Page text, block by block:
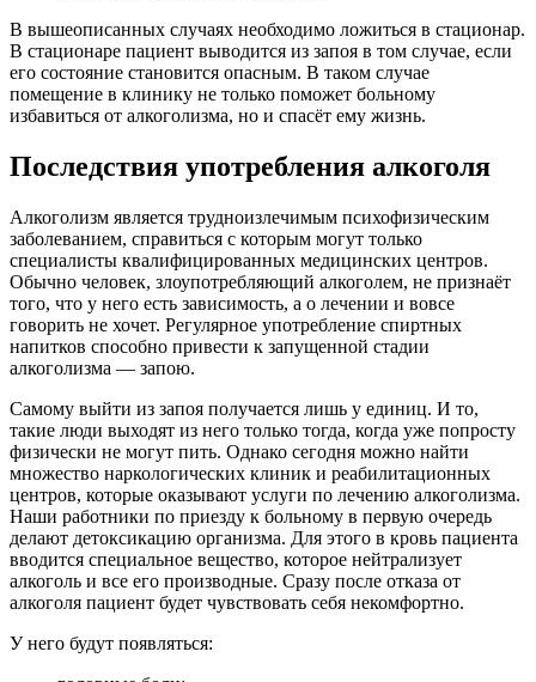
В вышеописанных случаях необходимо ложиться в стационар.
В стационаре пациент выводится из запоя в том случае, если
его состояние становится опасным. В таком случае
помещение в клинику не только поможет больному
избавиться от алкоголизма, но и спасёт ему жизнь.
Последствия употребления алкоголя
Алкоголизм является трудноизлечимым психофизическим
заболеванием, справиться с которым могут только
специалисты квалифицированных медицинских центров.
Обычно человек, злоупотребляющий алкоголем, не признаёт
того, что у него есть зависимость, а о лечении и вовсе
говорить не хочет. Регулярное употребление спиртных
напитков способно привести к запущенной стадии
алкоголизма — запою.
Самому выйти из запоя получается лишь у единиц. И то,
такие люди выходят из него только тогда, когда уже попросту
физически не могут пить. Однако сегодня можно найти
множество наркологических клиник и реабилитационных
центров, которые оказывают услуги по лечению алкоголизма.
Наши работники по приезду к больному в первую очередь
делают детоксикацию организма. Для этого в кровь пациента
вводится специальное вещество, которое нейтрализует
алкоголь и все его производные. Сразу после отказа от
алкоголя пациент будет чувствовать себя некомфортно.
У него будут появляться: